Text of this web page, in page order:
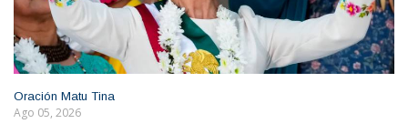
Oración Matu Tina
Ago 05, 2026